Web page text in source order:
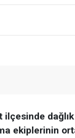
ekiplerinin